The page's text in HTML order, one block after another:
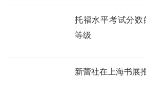
托福水平考试分数
等级
新蕾社在上海书展